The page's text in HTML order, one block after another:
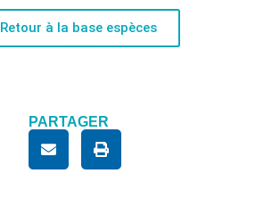
Retour à la base espèces
PARTAGER